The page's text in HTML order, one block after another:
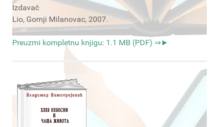
Izdavač
Lio, Gornji Milanovac, 2007.
Preuzmi kompletnu knjigu: 1.1 MB (PDF) ⇒►